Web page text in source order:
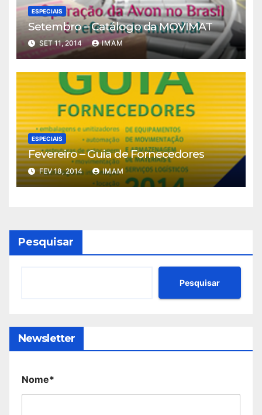
ESPECIAIS
Setembro – Catálogo da MOVIMAT
SET 11, 2014 IMAM
ESPECIAIS
Fevereiro – Guia de Fornecedores
FEV 18, 2014 IMAM
Pesquisar
Pesquisar
Newsletter
Nome*